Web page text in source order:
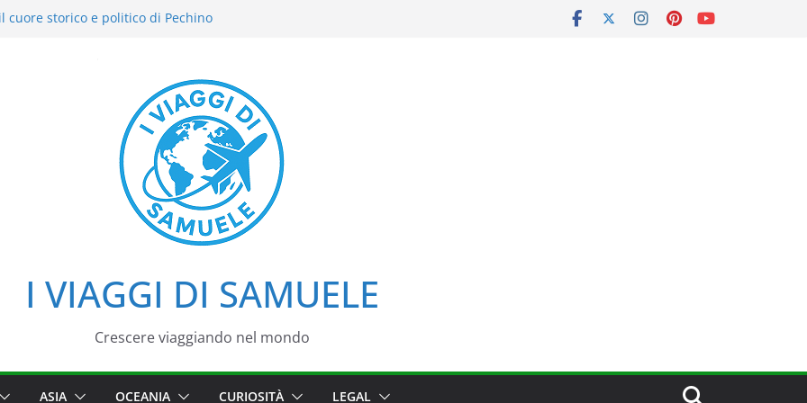
cuore storico e politico di Pechino
d’Estate tra loto, camminate e
tra imperatori, simboli e cortili
I VIAGGI DI SAMUELE
Crescere viaggiando nel mondo
ASIA OCEANIA CURIOSITÀ LEGAL